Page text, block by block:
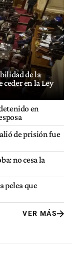
de la
en la Ley
en
de prisión fue
no cesa la
pelea que
VER MÁS